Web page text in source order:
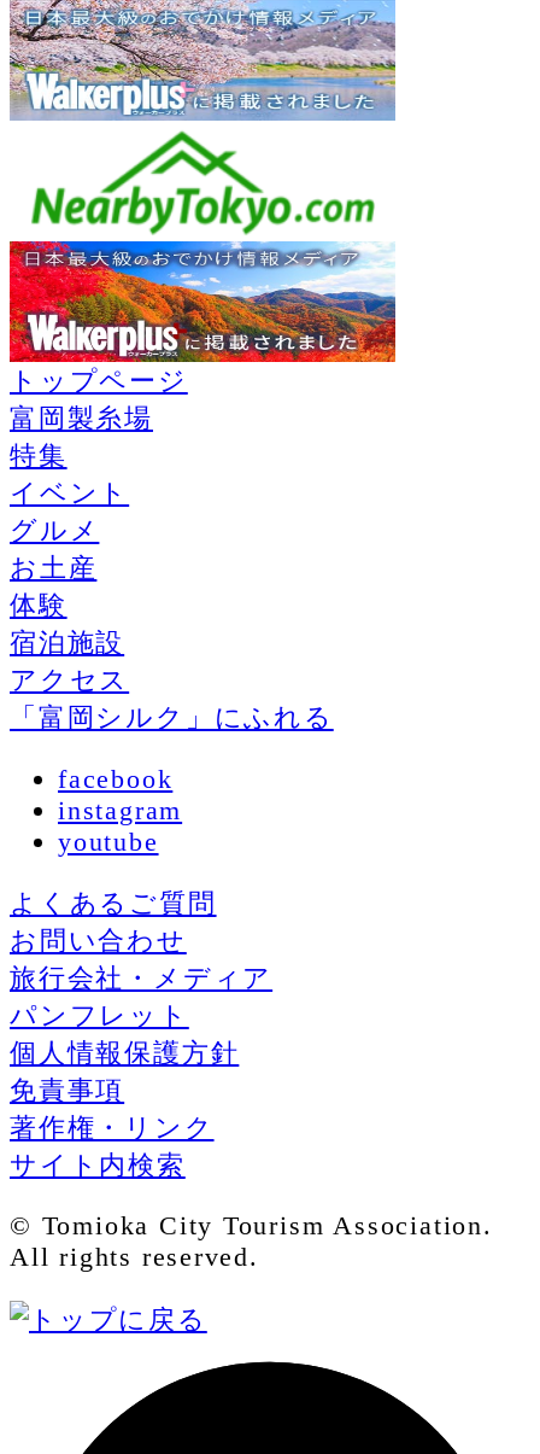
トップページ
富岡製糸場
特集
イベント
グルメ
お土産
体験
宿泊施設
アクセス
「富岡シルク」にふれる
facebook
instagram
youtube
よくあるご質問
お問い合わせ
旅行会社・メディア
パンフレット
個人情報保護方針
免責事項
著作権・リンク
サイト内検索
© Tomioka City Tourism Association.
All rights reserved.